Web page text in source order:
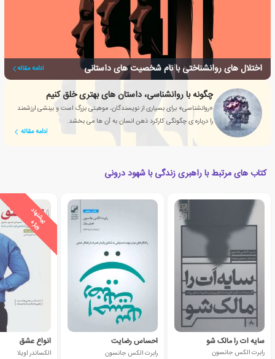
اختلال های روانشناختی با نام شخصیت های داستانی ادامه مقاله
چگونه با روانشناسی، داستان های بهتری خلق کنیم
«روانشناسی» برای بسیاری از نویسندگان، موهبتی بزرگ است و بینشی ارزشمند
را درباره ی چگونگی کارکرد ذهن انسان به آن ها می بخشد.
ادامه مقاله
کتاب های مرتبط با راهبری زندگی با شهود درونی
سایه ات را مالک شو
رابرت الکس جانسون
احساس رضایت
رابرت الکس جانسون
پ
ی
ش
ن
ه
ا
د
و
ی
ژ
ه
انواع عشق
الکساندر اویلا